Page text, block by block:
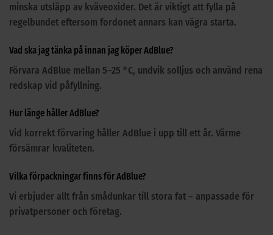
minska utsläpp av kväveoxider. Det är viktigt att fylla på
regelbundet eftersom fordonet annars kan vägra starta.
Vad ska jag tänka på innan jag köper AdBlue?
Förvara AdBlue mellan 5–25 °C, undvik solljus och använd rena
redskap vid påfyllning.
Hur länge håller AdBlue?
Vid korrekt förvaring håller AdBlue i upp till ett år. Värme
försämrar kvaliteten.
Vilka förpackningar finns för AdBlue?
Vi erbjuder allt från smådunkar till stora fat – anpassade för
privatpersoner och företag.